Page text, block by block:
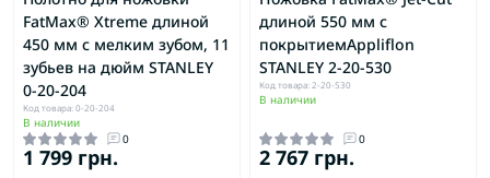
FatMax® Xtreme длиной
450 мм с мелким зубом, 11
зубьев на дюйм STANLEY
0-20-204
Код товара: 0-20-204
В наличии
0
1 799 грн.
длиной 550 мм с
покрытиемAppliflon
STANLEY 2-20-530
Код товара: 2-20-530
В наличии
0
2 767 грн.